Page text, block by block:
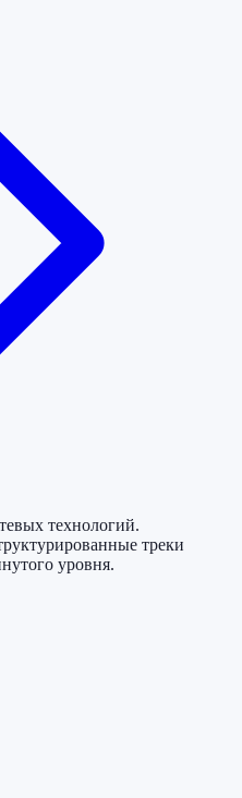
технологий.
треки
уровня.